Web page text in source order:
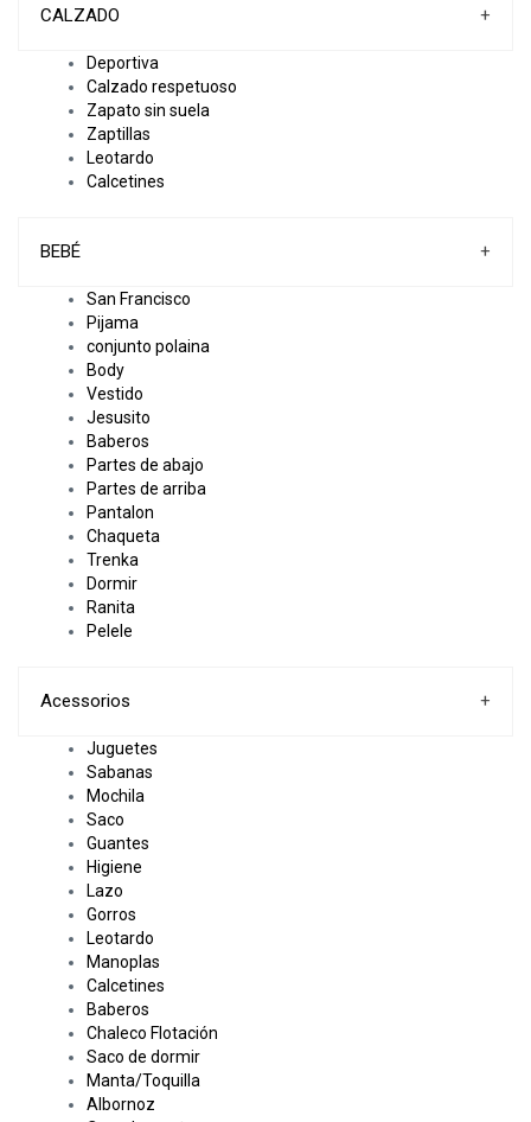
CALZADO +
Deportiva
Calzado respetuoso
Zapato sin suela
Zaptillas
Leotardo
Calcetines
BEBÉ +
San Francisco
Pijama
conjunto polaina
Body
Vestido
Jesusito
Baberos
Partes de abajo
Partes de arriba
Pantalon
Chaqueta
Trenka
Dormir
Ranita
Pelele
Acessorios +
Juguetes
Sabanas
Mochila
Saco
Guantes
Higiene
Lazo
Gorros
Leotardo
Manoplas
Calcetines
Baberos
Chaleco Flotación
Saco de dormir
Manta/Toquilla
Albornoz